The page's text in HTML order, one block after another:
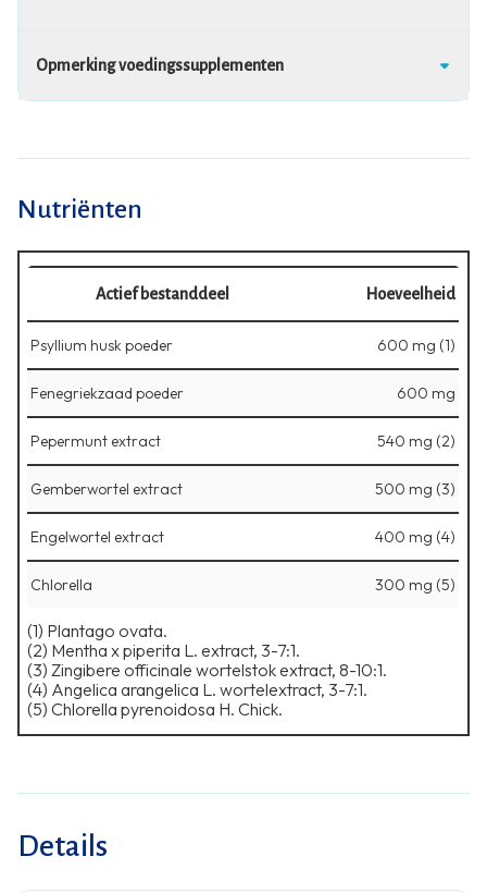
Opmerking voedingssupplementen
Details
Nutriënten
Actief bestanddeel Hoeveelheid
Psyllium husk poeder 600 mg (1)
Fenegriekzaad poeder 600 mg
Pepermunt extract 540 mg (2)
Gemberwortel extract 500 mg (3)
Engelwortel extract 400 mg (4)
Chlorella 300 mg (5)
(1) Plantago ovata.
⁠(2) Mentha x piperita L. extract, 3-7:1.
⁠(3) Zingibere officinale wortelstok extract, 8-10:1.
⁠(4) Angelica arangelica L. wortelextract, 3-7:1.
⁠(5) Chlorella pyrenoidosa H. Chick.